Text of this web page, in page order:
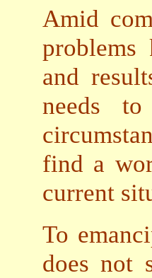
Amid
and
needs
find a
current
To
does not